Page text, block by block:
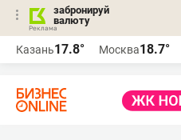
забронируй
валюту
Казань17.8° Москва18.7°